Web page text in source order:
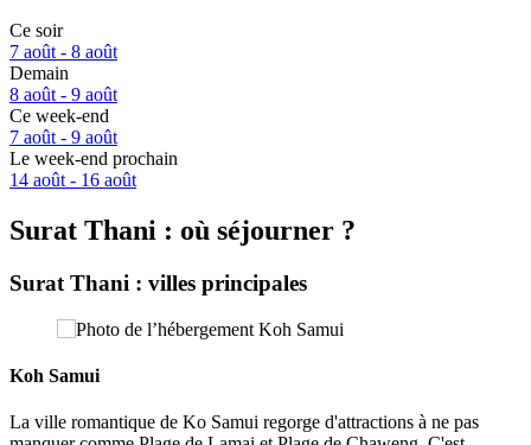
Ce soir
7 août - 8 août
Demain
8 août - 9 août
Ce week-end
7 août - 9 août
Le week-end prochain
14 août - 16 août
Surat Thani : où séjourner ?
Surat Thani : villes principales
Koh Samui
La ville romantique de Ko Samui regorge d'attractions à ne pas